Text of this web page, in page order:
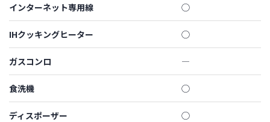
インターネット専用線 ◯
IHクッキングヒーター ◯
ガスコンロ ―
食洗機 ◯
ディスポーザー ◯